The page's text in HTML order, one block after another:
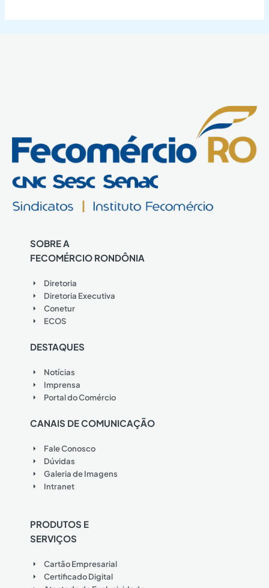
SOBRE A
FECOMÉRCIO RONDÔNIA
Diretoria
Diretoria Executiva
Conetur
ECOS
DESTAQUES
Notícias
Imprensa
Portal do Comércio
CANAIS DE COMUNICAÇÃO
Fale Conosco
Dúvidas
Galeria de Imagens
Intranet
PRODUTOS E
SERVIÇOS
Cartão Empresarial
Certificado Digital